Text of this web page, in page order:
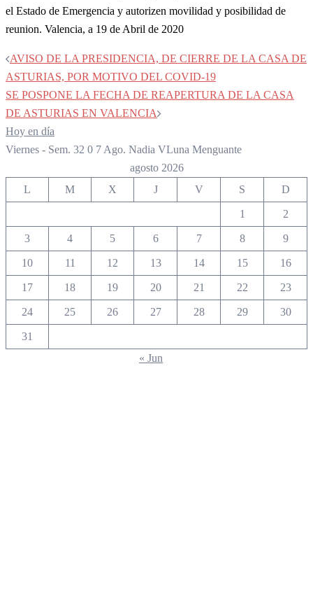
el Estado de Emergencia y autorizen movilidad y posibilidad de
reunion. Valencia, a 19 de Abril de 2020
Navegación
de
entradas
AVISO DE LA PRESIDENCIA, DE CIERRE DE LA CASA DE
ASTURIAS, POR MOTIVO DEL COVID-19
SE POSPONE LA FECHA DE REAPERTURA DE LA CASA
DE ASTURIAS EN VALENCIA
Hoy en día
Viernes - Sem. 32 0 7 Ago. Nadia VLuna Menguante
agosto 2026
L
M X J V S D
1 2
3 4 5 6 7 8 9
10 11 12 13 14 15 16
17 18 19 20 21 22 23
24 25 26 27 28 29 30
31
« Jun